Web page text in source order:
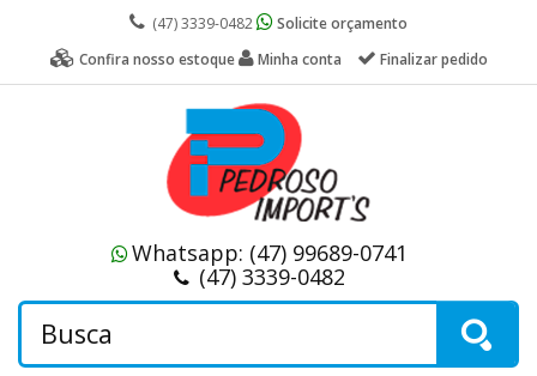
(47) 3339-0482
Solicite orçamento
Confira nosso estoque
Minha conta Finalizar pedido
Whatsapp: (47) 99689-0741
(47) 3339-0482